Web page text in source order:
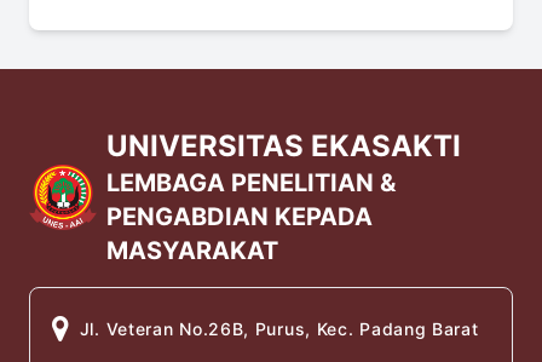
UNIVERSITAS EKASAKTI
LEMBAGA PENELITIAN &
PENGABDIAN KEPADA
MASYARAKAT
Jl. Veteran No.26B, Purus, Kec. Padang Barat